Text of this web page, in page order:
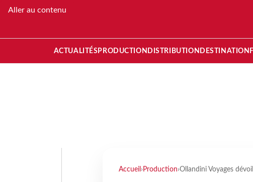
Aller au contenu
ACTUALITÉS PRODUCTION DISTRIBUTION DESTINATION
Accueil › Production›Ollandini Voyages